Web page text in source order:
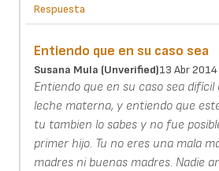
Respuesta
Entiendo que en su caso sea
Susana Mula (unverified)13 Abr 2014
Entiendo que en su caso sea
leche materna, y entiendo que
tu tambien lo sabes y no fue
primer hijo. Tu no eres una mala
madres ni buenas madres. Nadie